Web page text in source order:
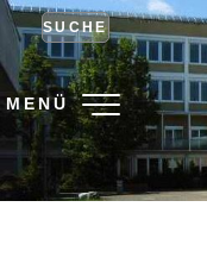
SUCHE
MENÜ